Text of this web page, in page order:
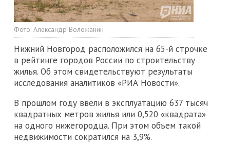
Фото: Александр Воложанин
Нижний Новгород расположился на 65-й строчке
в рейтинге городов России по строительству
жилья. Об этом свидетельствуют результаты
исследования аналитиков «РИА Новости».
В прошлом году ввели в эксплуатацию 637 тысяч
квадратных метров жилья или 0,520 «квадрата»
на одного нижегородца. При этом объем такой
недвижимости сократился на 3,9%.